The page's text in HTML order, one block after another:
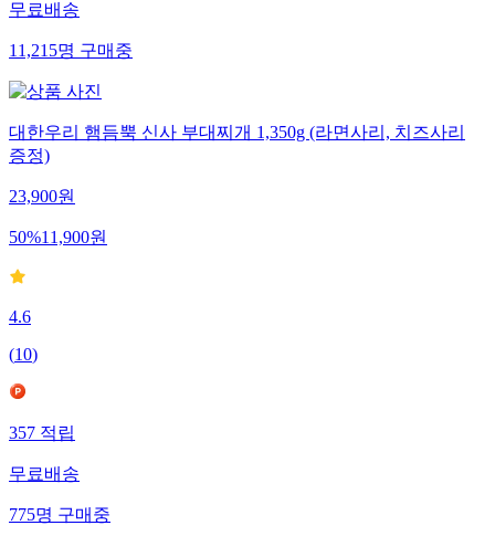
무료배송
11,215명 구매중
대한우리 햄듬뿍 신사 부대찌개 1,350g (라면사리, 치즈사리
증정)
23,900원
50%11,900원
4.6
(10)
357 적립
무료배송
775명 구매중